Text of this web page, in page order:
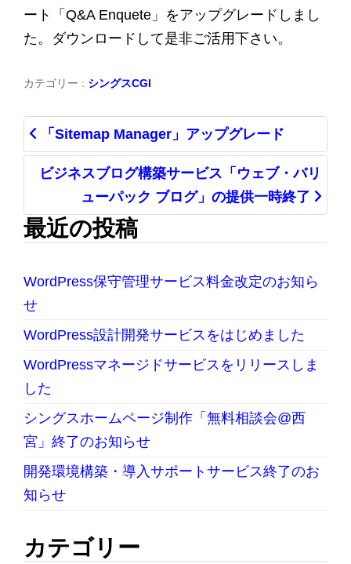
ート「Q&A Enquete」をアップグレードしまし
た。ダウンロードして是非ご活用下さい。
カテゴリー : シングスCGI
「Sitemap Manager」アップグレード
ビジネスブログ構築サービス「ウェブ・バリ
ューパック ブログ」の提供一時終了
最近の投稿
WordPress保守管理サービス料金改定のお知ら
せ
WordPress設計開発サービスをはじめました
WordPressマネージドサービスをリリースしま
した
シングスホームページ制作「無料相談会@西
宮」終了のお知らせ
開発環境構築・導入サポートサービス終了のお
知らせ
カテゴリー